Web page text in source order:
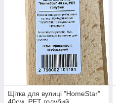
Щітка для вулиці "HomeStar"